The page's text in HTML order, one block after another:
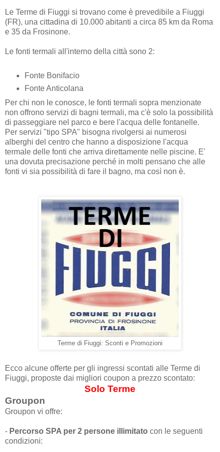
Le Terme di Fiuggi si trovano come è prevedibile a Fiuggi
(FR), una cittadina di 10.000 abitanti a circa 85 km da Roma
e 35 da Frosinone.
Le fonti termali all'interno della città sono 2:
Fonte Bonifacio
Fonte Anticolana
Per chi non le conosce, le fonti termali sopra menzionate
non offrono servizi di bagni termali, ma c'è solo la possibilità
di passeggiare nel parco e bere l'acqua delle fontanelle.
Per servizi "tipo SPA" bisogna rivolgersi ai numerosi
alberghi del centro che hanno a disposizione l'acqua
termale delle fonti che arriva direttamente nelle piscine. E'
una dovuta precisazione perché in molti pensano che alle
fonti vi sia possibilità di fare il bagno, ma così non è.
Terme di Fiuggi: Sconti e Promozioni
Ecco alcune offerte per gli ingressi scontati alle Terme di
Fiuggi, proposte dai migliori coupon a prezzo scontato:
Solo Terme
Groupon
Groupon vi offre:
- Percorso SPA per 2 persone illimitato con le seguenti
condizioni: